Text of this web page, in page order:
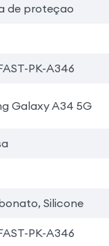
de proteçao
PK-A346
Galaxy A34 5G
Silicone
PK-A346